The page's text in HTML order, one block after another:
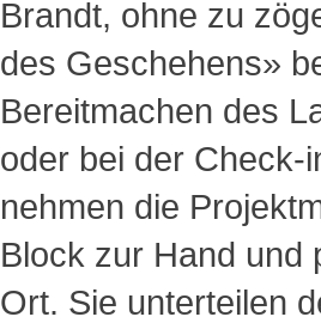
Brandt, ohne zu
des Geschehens»
Bereitmachen des
oder bei der Check-
nehmen die
Block zur Hand und
Ort. Sie unterteilen